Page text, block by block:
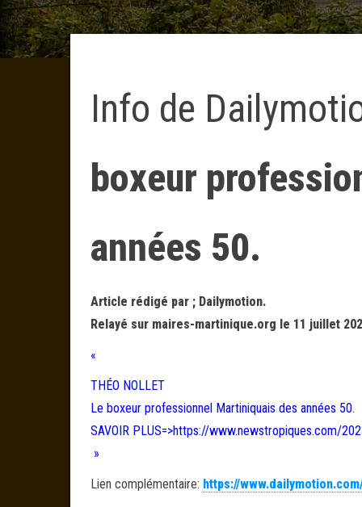
Info de
boxeur
années 50.
Article rédigé par ; Dailymotion.
Relayé sur maires-martinique.org le 11 juillet
«
THÉO NOLLET
Le boxeur professionnel Martiniquais des années 50.
SAVOIR PLUS=>https://www.newstropiques.com/
»
Lien complémentaire: https://